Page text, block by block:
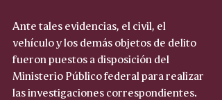
Ante tales evidencias, el civil, el
vehículo y los demás objetos de delito
fueron puestos a disposición del
Ministerio Público federal para realizar
las investigaciones correspondientes.